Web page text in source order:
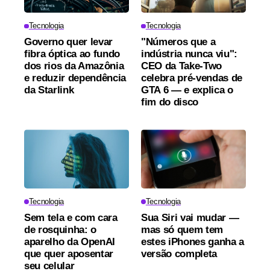
Tecnologia
Governo quer levar
fibra óptica ao fundo
dos rios da Amazônia
e reduzir dependência
da Starlink
Tecnologia
"Números que a
indústria nunca viu":
CEO da Take-Two
celebra pré-vendas de
GTA 6 — e explica o
fim do disco
Tecnologia
Sem tela e com cara
de rosquinha: o
aparelho da OpenAI
que quer aposentar
seu celular
Tecnologia
Sua Siri vai mudar —
mas só quem tem
estes iPhones ganha a
versão completa